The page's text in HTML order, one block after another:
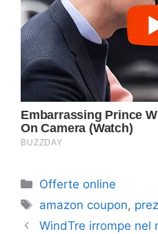
Categorie
Offerte online
Tag
amazon coupon,
WindTre irrompe nel